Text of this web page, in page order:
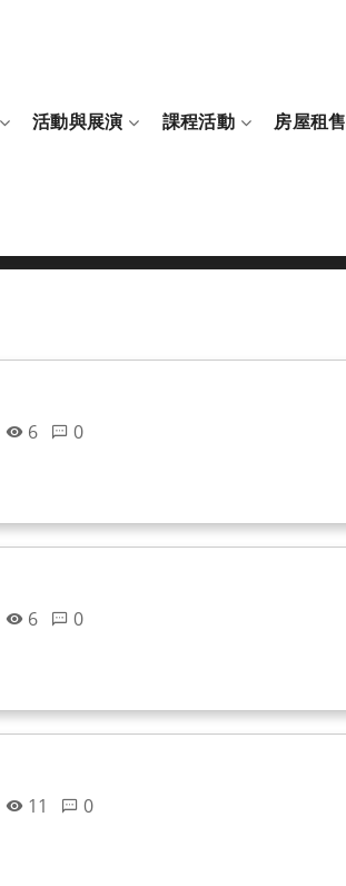
活動與展演 課程活動 房屋租售
6
0
6
0
11
0